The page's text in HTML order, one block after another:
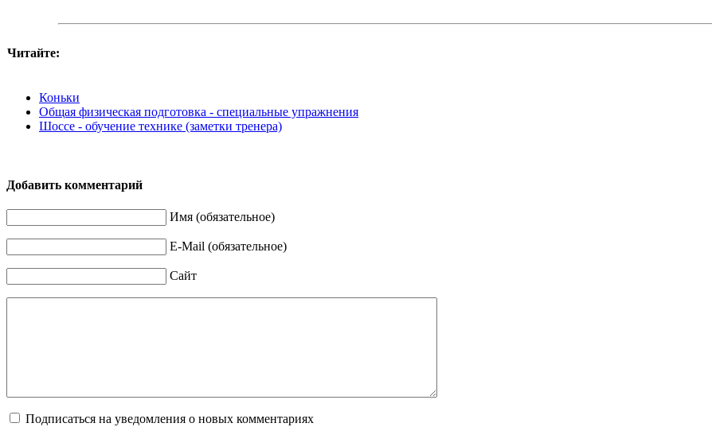
Читайте:
Коньки
Общая физическая подготовка - специальные упражнения
Шоссе - обучение технике (заметки тренера)
Добавить комментарий
Имя (обязательное)
E-Mail (обязательное)
Сайт
Подписаться на уведомления о новых комментариях